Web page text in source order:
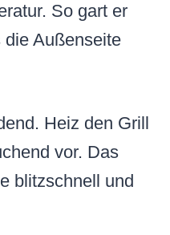
So gart er
Außenseite
Heiz den Grill
vor. Das
blitzschnell und